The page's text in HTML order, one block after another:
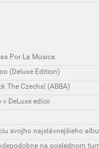
Por La Musica
(Deluxe Edition)
The Czechs! (ABBA)
DeLuxe edícii
svojho najslávnejšieho
na poslednom